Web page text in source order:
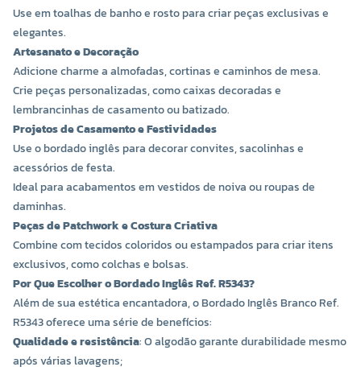
Use em toalhas de banho e rosto para criar peças exclusivas e
elegantes.
Artesanato e Decoração
Adicione charme a almofadas, cortinas e caminhos de mesa.
Crie peças personalizadas, como caixas decoradas e
lembrancinhas de casamento ou batizado.
Projetos de Casamento e Festividades
Use o bordado inglês para decorar convites, sacolinhas e
acessórios de festa.
Ideal para acabamentos em vestidos de noiva ou roupas de
daminhas.
Peças de Patchwork e Costura Criativa
Combine com tecidos coloridos ou estampados para criar itens
exclusivos, como colchas e bolsas.
Por Que Escolher o Bordado Inglês Ref. R5343?
Além de sua estética encantadora, o Bordado Inglês Branco Ref.
R5343 oferece uma série de benefícios:
Qualidade e resistência: O algodão garante durabilidade mesmo
após várias lavagens;